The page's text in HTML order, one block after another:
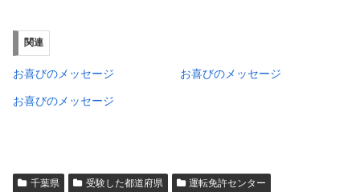
関連
お喜びのメッセージ お喜びのメッセージ
お喜びのメッセージ
千葉県 受験した都道府県
運転免許センター